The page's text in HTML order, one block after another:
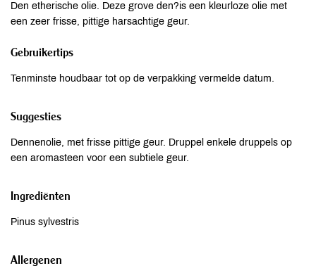
Den etherische olie. Deze grove den?is een kleurloze olie met
een zeer frisse, pittige harsachtige geur.
Gebruikertips
Tenminste houdbaar tot op de verpakking vermelde datum.
Suggesties
Dennenolie, met frisse pittige geur. Druppel enkele druppels op
een aromasteen voor een subtiele geur.
Ingrediënten
Pinus sylvestris
Allergenen